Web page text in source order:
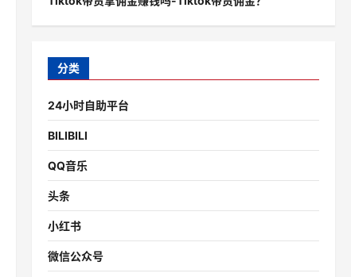
分类
24小时自助平台
BILIBILI
QQ音乐
头条
小红书
微信公众号